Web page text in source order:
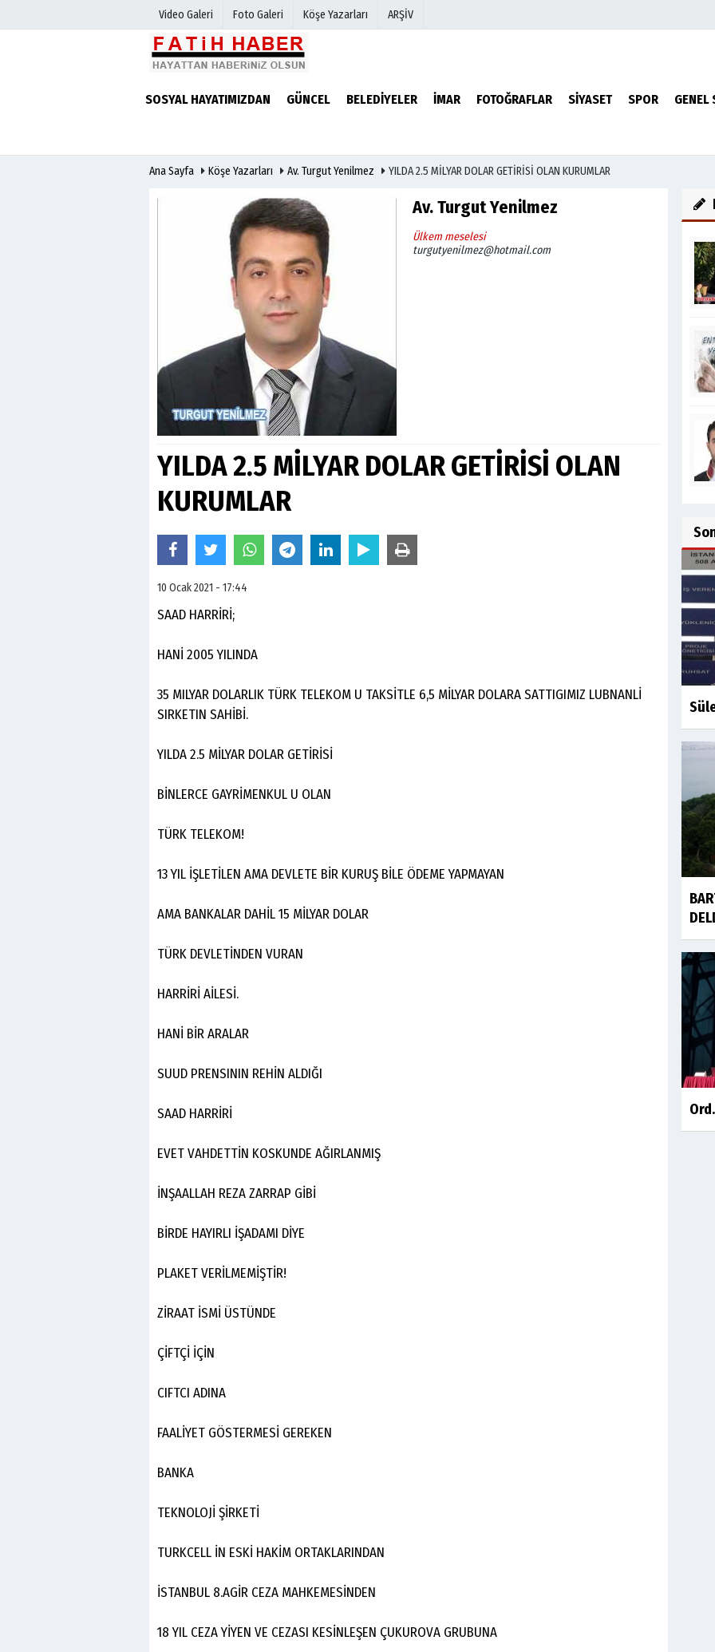
Video Galeri Foto Galeri Köşe Yazarları ARŞİV
SOSYAL HAYATIMIZDAN GÜNCEL BELEDİYELER İMAR FOTOĞRAFLAR SİYASET SPOR GENEL
Biyografiler
Köşe Yazarları
Ana Sayfa Köşe Yazarları Av. Turgut Yenilmez YILDA 2.5 MİLYAR DOLAR GETİRİSİ OLAN KURUMLAR
Av. Turgut Yenilmez
Ülkem meselesi
turgutyenilmez@hotmail.com
YILDA 2.5 MİLYAR DOLAR GETİRİSİ OLAN
KURUMLAR
10 Ocak 2021 - 17:44
SAAD HARRİRİ;
HANİ 2005 YILINDA
35 MILYAR DOLARLIK TÜRK TELEKOM U TAKSİTLE 6,5 MİLYAR DOLARA SATTIGIMIZ LUBNANLİ
SIRKETIN SAHİBİ.
YILDA 2.5 MİLYAR DOLAR GETİRİSİ
BİNLERCE GAYRİMENKUL U OLAN
TÜRK TELEKOM!
13 YIL İŞLETİLEN AMA DEVLETE BİR KURUŞ BİLE ÖDEME YAPMAYAN
AMA BANKALAR DAHİL 15 MİLYAR DOLAR
TÜRK DEVLETİNDEN VURAN
HARRİRİ AİLESİ.
HANİ BİR ARALAR
SUUD PRENSININ REHİN ALDIĞI
SAAD HARRİRİ
EVET VAHDETTİN KOSKUNDE AĞIRLANMIŞ
İNŞAALLAH REZA ZARRAP GİBİ
BİRDE HAYIRLI İŞADAMI DİYE
PLAKET VERİLMEMİŞTİR!
ZİRAAT İSMİ ÜSTÜNDE
ÇİFTÇİ İÇİN
CIFTCI ADINA
FAALİYET GÖSTERMESİ GEREKEN
BANKA
TEKNOLOJİ ŞİRKETİ
TURKCELL İN ESKİ HAKİM ORTAKLARINDAN
İSTANBUL 8.AGİR CEZA MAHKEMESİNDEN
18 YIL CEZA YİYEN VE CEZASI KESİNLEŞEN ÇUKUROVA GRUBUNA